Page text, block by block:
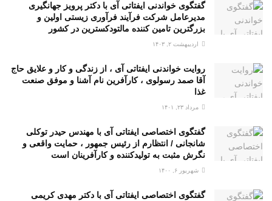
گفتگوی خواندنی ایفتاتی آی با دکتر پرویز جهانگیری
مدیرعامل شرکت فرآیند فرآوری زیستی اولین و
بزرگترین تامین کننده مالتودکسترین در کشور
اردیبهشت ۲, ۱۴۰۳
روایت خواندنی ایفتاتی آی ، از زندگی و کار و علایق حاج
آقا صمد رسولوی ، کارآفرین نام آشنا و موفق صنعت
غذا
مرداد ۲۳, ۱۴۰۱
گفتگوی اختصاصی ایفتاتی آی با مهندس حیدر توکلی
شانجانی / انتظارم از رئیس جمهور ، حمایت واقعی و
نگرش مثبت به تولیدکننده و کارآفرینان است
شهریور ۶, ۱۴۰۰
گفتگوی اختصاصی ایفتاتی آی با دکتر مهدی کریمی